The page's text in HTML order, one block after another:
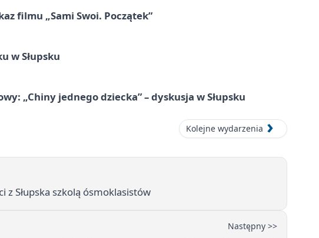
filmu „Sami Swoi. Początek”
w Słupsku
„Chiny jednego dziecka” – dyskusja w Słupsku
Kolejne wydarzenia
z Słupska szkolą ósmoklasistów
Następny >>